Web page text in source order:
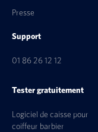
Presse
Support
01 86 26 12 12
Tester gratuitement
Logiciel de caisse pour
coiffeur barbier